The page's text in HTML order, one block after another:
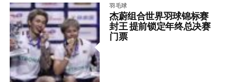
羽毛球
杰蔚组合世界羽球锦标赛
封王 提前锁定年终总决赛
门票